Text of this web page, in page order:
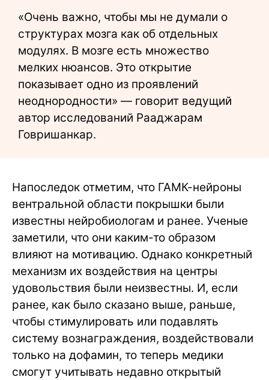
«Очень важно, чтобы мы не думали о
структурах мозга как об отдельных
модулях. В мозге есть множество
мелких нюансов. Это открытие
показывает одно из проявлений
неоднородности» — говорит ведущий
автор исследований Рааджарам
Говришанкар.
Напоследок отметим, что ГАМК-нейроны
вентральной области покрышки были
известны нейробиологам и ранее. Ученые
заметили, что они каким-то образом
влияют на мотивацию. Однако конкретный
механизм их воздействия на центры
удовольствия были неизвестны. И, если
ранее, как было сказано выше, раньше,
чтобы стимулировать или подавлять
систему вознаграждения, воздействовали
только на дофамин, то теперь медики
смогут учитывать недавно открытый